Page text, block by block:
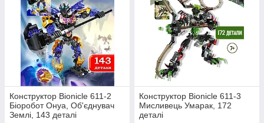
Конструктор Bionicle 611-2
Біоробот Онуа, Об'єднувач
Землі, 143 деталі
Конструктор Bionicle 611-3
Мисливець Умарак, 172
деталі